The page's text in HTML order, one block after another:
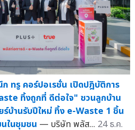
ทรู คอร์ปอเรชั่น เปิดปฎิบัติการ
ทิ้งถูกที่ ดีต่อใจ" ชวนลูกบ้าน
ร์บ้านรับปีใหม่ ทิ้ง e-Waste 1 ชิ้น
ในชุมชน — บริษัท พลัส... 24 ธ.ค.